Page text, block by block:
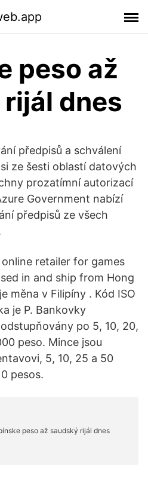
peso až
dnes
předpisů a schválení
ze šesti oblastí datových
prozatímní autorizací
Government nabízí
předpisů ze všech
retailer for games
in and ship from Hong
měna v Filipíny . Kód ISO
je P. Bankovky
po 5, 10, 20,
peso. Mince jsou
5, 10, 25 a 50
pesos.